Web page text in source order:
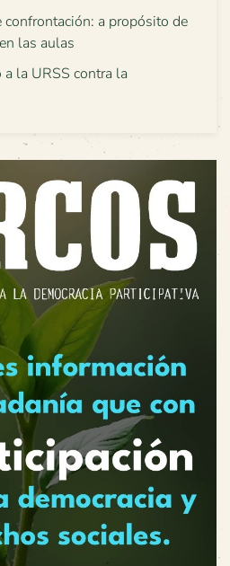
confrontación: a propósito de
las aulas
la URSS contra la